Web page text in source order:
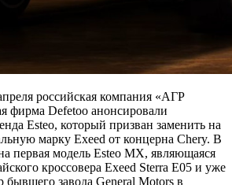
российская компания «АГР
фирма Defetoo анонсировали
Esteo, который призван заменить на
марку Exeed от концерна Chery. В
первая модель Esteo MX, являющаяся
кроссовера Exeed Sterra E05 и уже
бывшего завода General Motors в